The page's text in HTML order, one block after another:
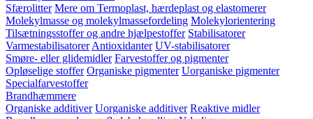
Sfærolitter Mere om Termoplast, hærdeplast og elastomerer
Molekylmasse og molekylmassefordeling Molekylorientering
Tilsætningsstoffer og andre hjælpestoffer Stabilisatorer
Varmestabilisatorer Antioxidanter UV-stabilisatorer
Smøre- eller glidemidler Farvestoffer og pigmenter
Opløselige stoffer Organiske pigmenter Uorganiske pigmenter
Specialfarvestoffer
Brandhæmmere
Organiske additiver Uorganiske additiver Reaktive midler